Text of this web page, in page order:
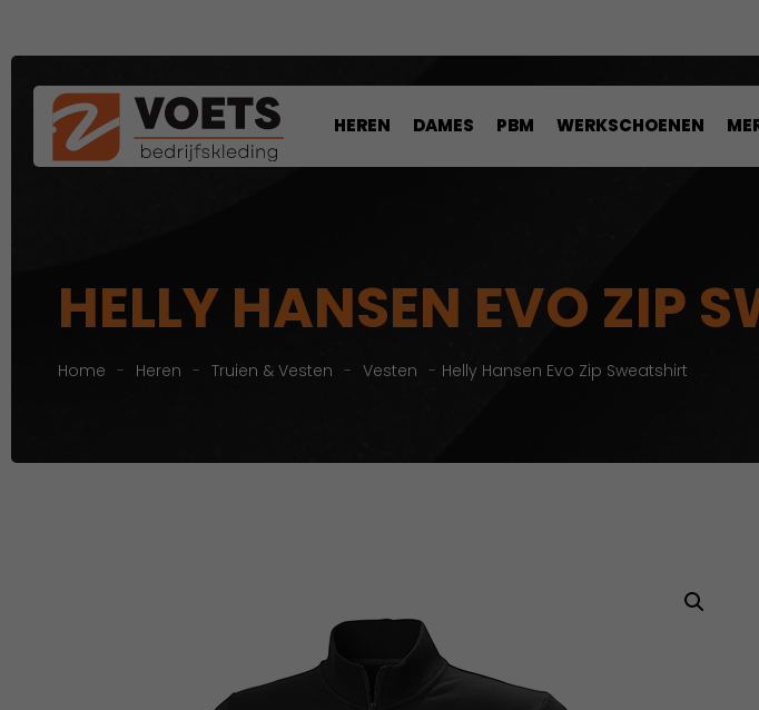
HEREN DAMES PBM WERKSCHOENEN
HELLY HANSEN EVO ZIP
Home - Heren - Truien & Vesten - Vesten - Helly Hansen Evo Zip Sweatshirt